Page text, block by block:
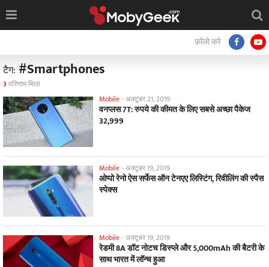
फ़ॉलो करे
टैग: #Smartphones
3परिणाम मिला
Mobile -अक्टूबर 21, 2019
वनप्लस 7T: रुपये की कीमत के लिए सबसे अच्छा पैकेज
32,999
Mobile -अक्टूबर 19, 2019
ओप्पो रेनो ऐस सर्फेस ऑन टेनएए लिस्टिंग, रिवीलिंग की स्पैस
स्पेक्स
Mobile -अक्टूबर 19, 2019
रेडमी 8A डॉट नोटच डिस्प्ले और 5,000mAh की बैटरी के
साथ भारत में लॉन्च हुआ